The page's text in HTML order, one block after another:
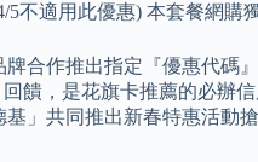
不適用此優惠) 本套餐網購
合作推出指定『優惠代碼
饋，是花旗卡推薦的必辦
」共同推出新春特惠活動